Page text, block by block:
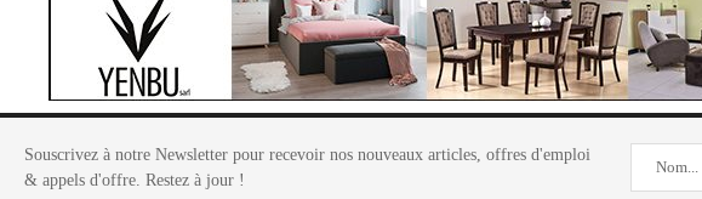
Souscrivez à notre Newsletter pour recevoir nos nouveaux articles, offres d'emploi
& appels d'offre. Restez à jour !